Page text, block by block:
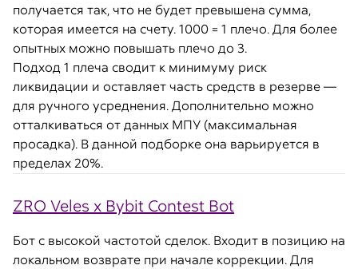
получается так, что не будет превышена сумма,
которая имеется на счету. 1000 = 1 плечо. Для более
опытных можно повышать плечо до 3.
Подход 1 плеча сводит к минимуму риск
ликвидации и оставляет часть средств в резерве —
для ручного усреднения. Дополнительно можно
отталкиваться от данных МПУ (максимальная
просадка). В данной подборке она варьируется в
пределах 20%.
ZRO Veles x Bybit Contest Bot
Бот с высокой частотой сделок. Входит в позицию на
локальном возврате при начале коррекции. Для